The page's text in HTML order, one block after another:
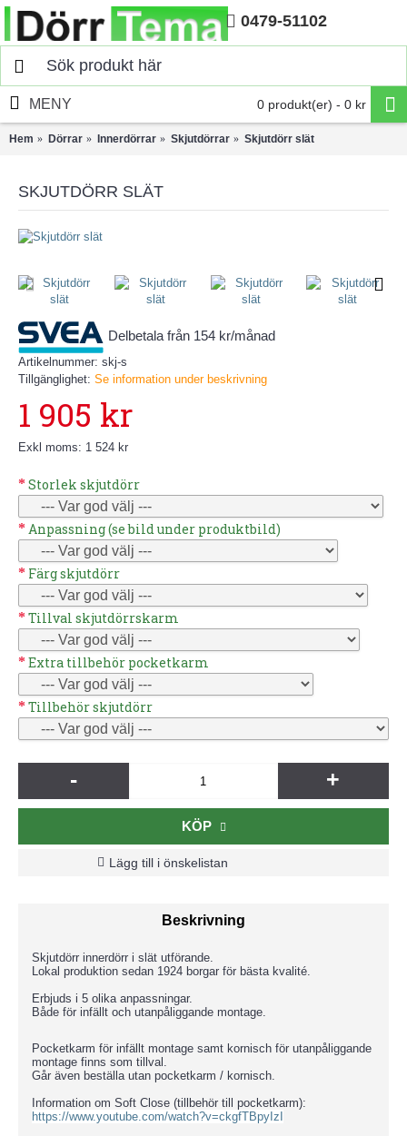
Hem 0479-51102
0 produkt(er) - 0 kr
MENY
Hem Dörrar Innerdörrar Skjutdörrar Skjutdörr slät
SKJUTDÖRR SLÄT
Delbetala från 154 kr/månad
Artikelnummer: skj-s
Tillgänglighet: Se information under beskrivning
1 905 kr
Exkl moms: 1 524 kr
Storlek skjutdörr
Anpassning (se bild under produktbild)
Färg skjutdörr
Tillval skjutdörrskarm
Extra tillbehör pocketkarm
Tillbehör skjutdörr
- +
KÖP
Lägg till i önskelistan
Beskrivning
Skjutdörr innerdörr i slät utförande.
Lokal produktion sedan 1924 borgar för bästa kvalité.
Erbjuds i 5 olika anpassningar.
Både för infällt och utanpåliggande montage.
Pocketkarm för infällt montage samt kornisch för utanpåliggande
montage finns som tillval.
Går även beställa utan pocketkarm / kornisch.
Information om Soft Close (tillbehör till pocketkarm):
https://www.youtube.com/watch?v=ckgfTBpyIzI